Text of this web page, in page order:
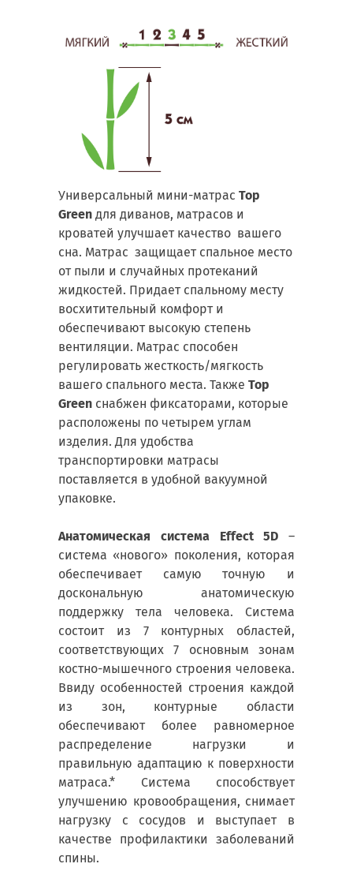
Универсальный мини-матрас Top
Green для диванов, матрасов и
кроватей улучшает качество вашего
сна. Матрас защищает спальное место
от пыли и случайных протеканий
жидкостей. Придает спальному месту
восхитительный комфорт и
обеспечивают высокую степень
вентиляции. Матрас способен
регулировать жесткость/мягкость
вашего спального места. Также Top
Green снабжен фиксаторами, которые
расположены по четырем углам
изделия. Для удобства
транспортировки матрасы
поставляется в удобной вакуумной
упаковке.
Анатомическая система Effect 5D –
система «нового» поколения, которая
обеспечивает самую точную и
доскональную анатомическую
поддержку тела человека. Система
состоит из 7 контурных областей,
соответствующих 7 основным зонам
костно-мышечного строения человека.
Ввиду особенностей строения каждой
из зон, контурные области
обеспечивают более равномерное
распределение нагрузки и
правильную адаптацию к поверхности
матраса.* Система способствует
улучшению кровообращения, снимает
нагрузку с сосудов и выступает в
качестве профилактики заболеваний
спины.